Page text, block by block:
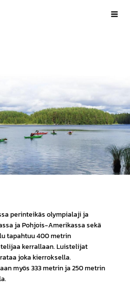
perinteikäs olympialaji ja
ja Pohjois-Amerikassa sekä
tapahtuu 400 metrin
kerrallaan. Luistelijat
joka kierroksella.
myös 333 metrin ja 250 metrin